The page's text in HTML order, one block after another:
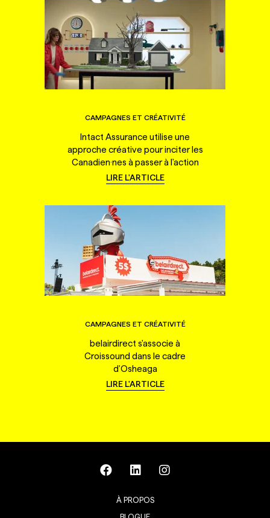
CAMPAGNES ET CRÉATIVITÉ
Intact Assurance utilise une
approche créative pour inciter les
Canadien·nes à passer à l'action
LIRE L'ARTICLE
CAMPAGNES ET CRÉATIVITÉ
belairdirect s'associe à
Croissound dans le cadre
d'Osheaga
LIRE L'ARTICLE
À PROPOS